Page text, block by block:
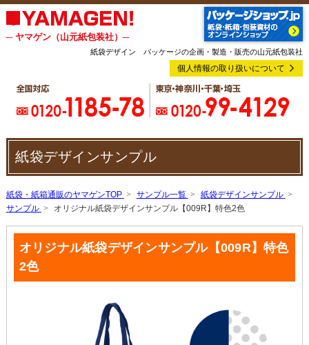
─ ヤマゲン（山元紙包装社）─
紙袋デザイン パッケージの企画・製造・販売の山元紙包装社
個人情報の取り扱いについて
紙袋デザインサンプル
紙袋・紙箱通販のヤマゲンTOP サンプル一覧
紙袋デザインサンプル
サンプル
オリジナル紙袋デザインサンプル【009R】特色2色
オリジナル紙袋デザインサンプル【009R】特色
2色